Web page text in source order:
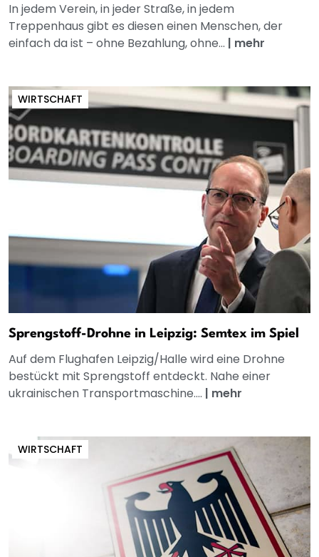
In jedem Verein, in jeder Straße, in jedem
Treppenhaus gibt es diesen einen Menschen, der
einfach da ist – ohne Bezahlung, ohne... | mehr
WIRTSCHAFT
Sprengstoff-Drohne in Leipzig: Semtex im Spiel
Auf dem Flughafen Leipzig/Halle wird eine Drohne
bestückt mit Sprengstoff entdeckt. Nahe einer
ukrainischen Transportmaschine.... | mehr
WIRTSCHAFT